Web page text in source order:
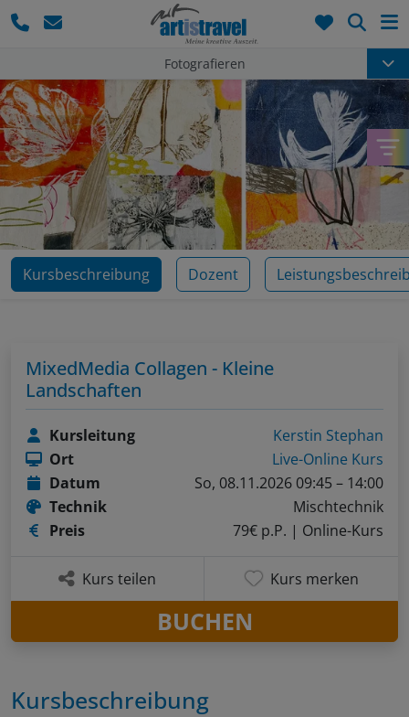
Fotografieren
Kursbeschreibung Dozent
Kursbeschreibung
MixedMedia Collagen - Kleine
Landschaften
Kursleitung
Kerstin Stephan
Ort
Live-Online Kurs
Datum
So, 08.11.2026 09:45 – 14:00
Technik
Mischtechnik
Preis
79€ p.P. | Online-Kurs
Kurs teilen Kurs merken
BUCHEN